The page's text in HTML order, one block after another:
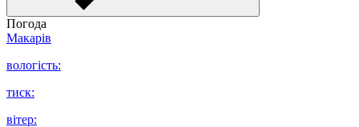
Погода
Макарів
вологість:
тиск:
вітер: